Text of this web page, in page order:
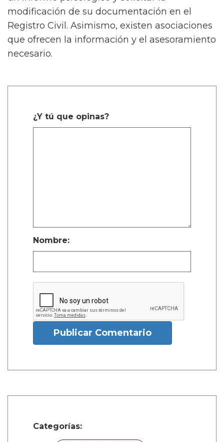
modificación de su documentación en el
Registro Civil. Asimismo, existen asociaciones
que ofrecen la información y el asesoramiento
necesario.
¿Y tú que opinas?
Nombre:
Publicar Comentario
Categorías: